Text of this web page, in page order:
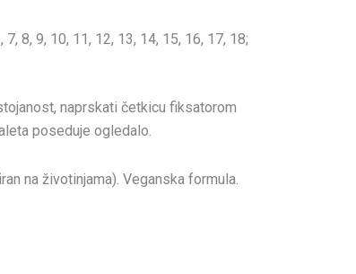
8, 9, 10, 11, 12, 13, 14, 15, 16, 17, 18;
naprskati četkicu fiksatorom
poseduje ogledalo.
na životinjama). Veganska formula.